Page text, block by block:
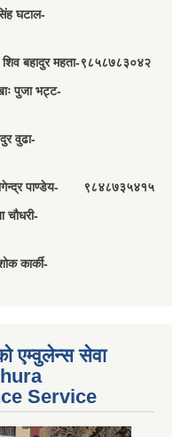
सिंह घटाल-
शिव बहादुर महता-९८५८७८३०४२
पुजा भट्ट-
बहादुर वुढा-
पाण्डेय- ९८४८७३५४१५
चौधरी-
कार्की-
एम्वुलेन्स सेवा
Service